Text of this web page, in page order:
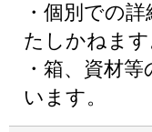
・個別での
たしかねます
・箱、資材
います。